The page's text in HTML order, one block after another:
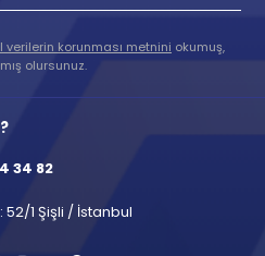
verilerin korunması metnini okumuş,
olursunuz.
34 82
1 Şişli / İstanbul